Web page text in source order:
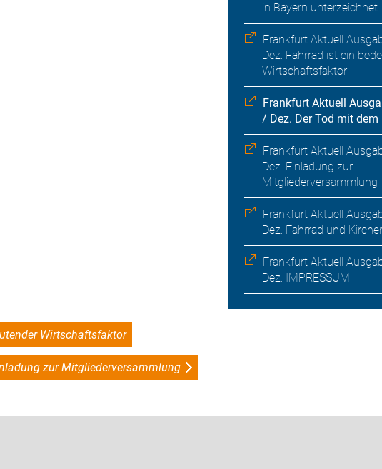
in Bayern unterzeichnet
Frankfurt Aktuell
Dez. Fahrrad ist ein
Wirtschaftsfaktor
Frankfurt Aktuell
/ Dez. Der Tod mit dem
Frankfurt Aktuell
Dez. Einladung zur
Mitgliederversammlung
Frankfurt Aktuell
Dez. Fahrrad und
Frankfurt Aktuell
Dez. IMPRESSUM
Wirtschaftsfaktor
zur Mitgliederversammlung